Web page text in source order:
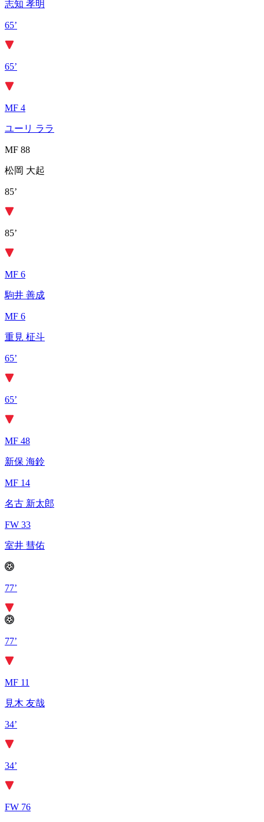
志知 孝明
65’
65’
MF 4
ユーリ ララ
MF 88
松岡 大起
85’
85’
MF 6
駒井 善成
MF 6
重見 柾斗
65’
65’
MF 48
新保 海鈴
MF 14
名古 新太郎
FW 33
室井 彗佑
77’
77’
MF 11
見木 友哉
34’
34’
FW 76